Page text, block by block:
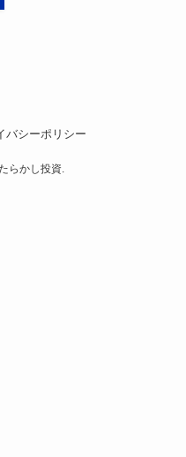
バシーポリシー
らかし投資.